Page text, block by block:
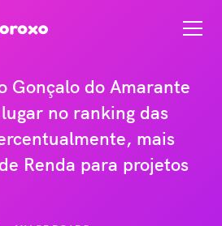
Gonçalo do Amarante
no ranking das
mais
Renda para projetos